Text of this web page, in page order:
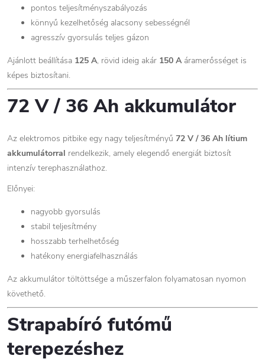
pontos teljesítményszabályozás
könnyű kezelhetőség alacsony sebességnél
agresszív gyorsulás teljes gázon
Ajánlott beállítása 125 A, rövid ideig akár 150 Aáramerősséget is
képes biztosítani.
72 V / 36 Ah akkumulátor
Az elektromos pitbike egy nagy teljesítményű 72 V / 36 Ah lítium
akkumulátorral rendelkezik, amely elegendő energiát biztosít
intenzív terephasználathoz.
Előnyei:
nagyobb gyorsulás
stabil teljesítmény
hosszabb terhelhetőség
hatékony energiafelhasználás
Az akkumulátor töltöttsége a műszerfalon folyamatosan nyomon
követhető.
Strapabíró futómű
terepezéshez